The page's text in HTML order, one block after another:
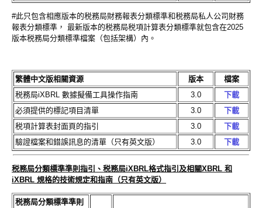
#此只包含相應版本的税務局財務報表分類標準和税務局私人公司財務
報表分類標準， 最新版本的税務局税項計算表分類標準就包含在2025
版本税務局分類標準檔案（包括架構）內。
繁體中文版相關資源 版本
檔案
税務局iXBRL 數據擬備工具操作指南
3.0
下載
必須提供的標記項目清單
3.0
下載
税項計算表封面頁的指引
3.0
下載
驗證檔案和錯誤訊息的清單（只有英文版）
3.0 下載
税務局分類標準準則指引、税務局iXBRL格式指引及相關XBRL 和
iXBRL 規格的技術規定和指南（只有英文版）
税務局分類標準準則